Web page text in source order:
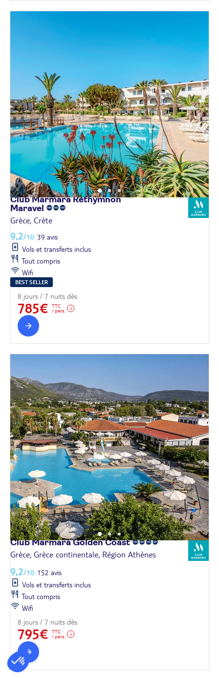
Club Marmara Réthymnon
Maravel
Grèce, Crète
9,2/10 39 avis
Vols et transferts inclus
Tout compris
Wifi
BEST SELLER
8 jours / 7 nuits dès
785€
TTC
/ pers.
Club Marmara GoldenCoast
Grèce, Grèce continentale, Région Athènes
9,2/10 152 avis
Vols et transferts inclus
Tout compris
Wifi
8 jours / 7 nuits dès
795€
TTC
/ pers.